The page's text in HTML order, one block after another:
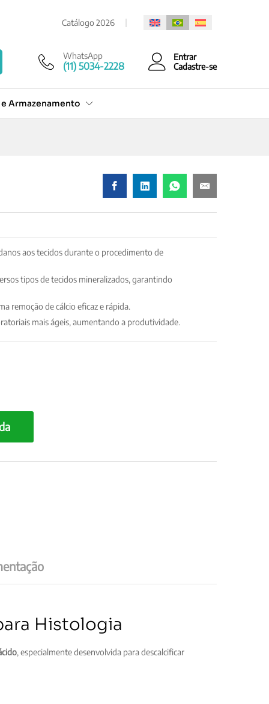
Catálogo 2026
WhatsApp
(11) 5034-2228
Entrar
Cadastre-se
Armazenamento
aos tecidos durante o procedimento de
tipos de tecidos mineralizados, garantindo
remoção de cálcio eficaz e rápida.
mais ágeis, aumentando a produtividade.
Histologia
, especialmente desenvolvida para descalcificar